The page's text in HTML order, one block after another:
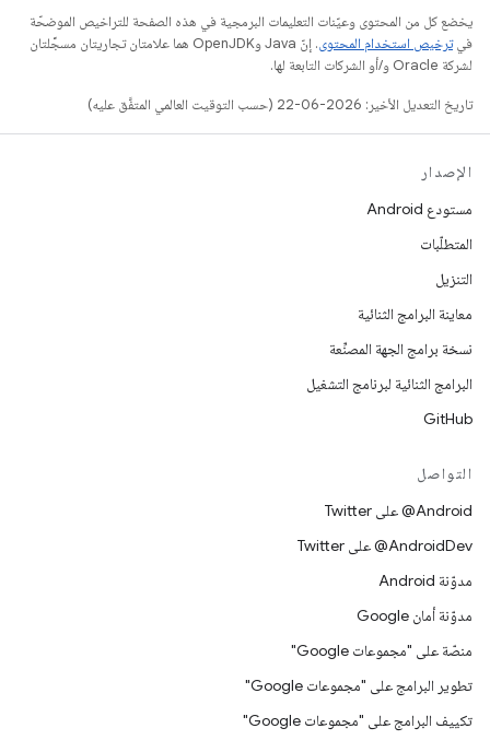
يخضع كل من المحتوى وعيّنات التعليمات البرمجية في هذه الصفحة للتراخيص الموضحّة
فيترخيص استخدام المحتوى
. إنّ Java وOpenJDK هما علامتان تجاريتان مسجَّلتان
لشركة Oracle و/أو الشركات التابعة لها.
تاريخ التعديل الأخير: 2026-06-22 (حسب التوقيت العالمي المتفَّق عليه)
الإصدار
مستودع Android
المتطلّبات
التنزيل
معاينة البرامج الثنائية
نسخة برامج الجهة المصنِّعة
البرامج الثنائية لبرنامج التشغيل
GitHub
التواصل
‎@Android على Twitter
‎@AndroidDev على Twitter
مدوّنة Android
مدوّنة أمان Google
منصّة على "مجموعات Google"
تطوير البرامج على "مجموعات Google"
تكييف البرامج على "مجموعات Google"